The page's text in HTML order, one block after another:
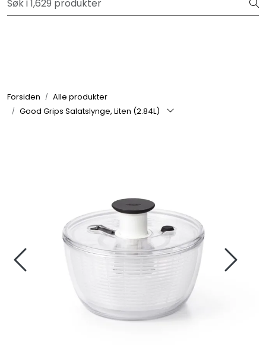
Skip to main contentVelkommen til vår forhandlerportal
Forsiden
Alle produkter
Good Grips Salatslynge, Liten (2.84L)
Om oss